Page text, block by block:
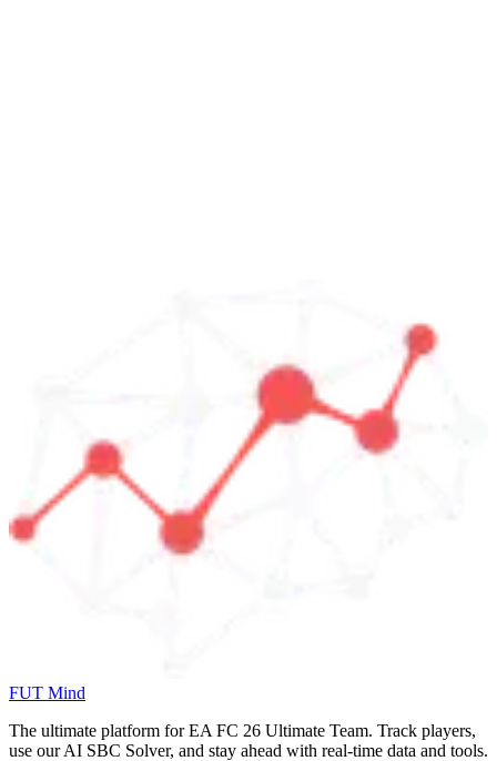
FUT Mind
The ultimate platform for EA FC 26 Ultimate Team. Track players,
use our AI SBC Solver, and stay ahead with real-time data and tools.